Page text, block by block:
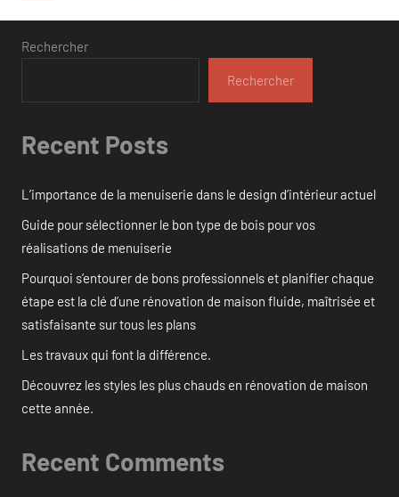
des
publications
Rechercher
Rechercher
Recent Posts
L’importance de la menuiserie dans le design d’intérieur actuel
Guide pour sélectionner le bon type de bois pour vos
réalisations de menuiserie
Pourquoi s’entourer de bons professionnels et planifier chaque
étape est la clé d’une rénovation de maison fluide, maîtrisée et
satisfaisante sur tous les plans
Les travaux qui font la différence.
Découvrez les styles les plus chauds en rénovation de maison
cette année.
Recent Comments